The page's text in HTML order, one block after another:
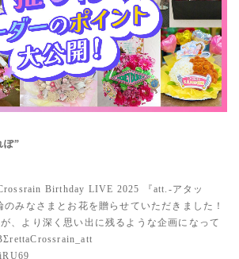
ぽ”
Birthday LIVE 2025 『att.-アタッ
みなさまとお花を贈らせていただきました！
、より深く思い出に残るような企画になって